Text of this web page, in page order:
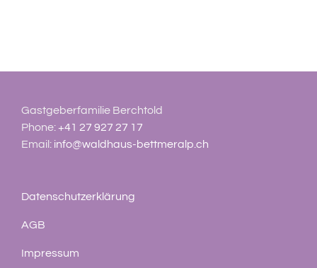
Gastgeberfamilie Berchtold
Phone:+41 27 927 27 17
Email: info@waldhaus-bettmeralp.ch
Datenschutzerklärung
AGB
Impressum